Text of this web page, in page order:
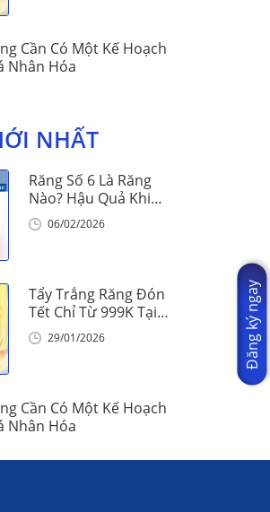
Cần Có Một Kế Hoạch
Nhân Hóa
NHẤT
Răng Số 6 Là Răng
Nào? Hậu Quả Khi
Mất Răng Số 6
06/02/2026
Tẩy Trắng Răng Đón
Tết Chỉ Từ 999K Tại
Nha Khoa Vinalign
29/01/2026
Cần Có Một Kế Hoạch
Nhân Hóa
Đăng ký ngay